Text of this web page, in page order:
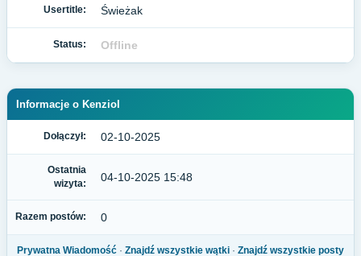
Usertitle: Świeżak
Status: Offline
Informacje o Kenziol
Dołączył: 02-10-2025
Ostatnia
wizyta:
04-10-2025 15:48
Razem postów: 0
Prywatna Wiadomość · Znajdź wszystkie wątki · Znajdź wszystkie posty